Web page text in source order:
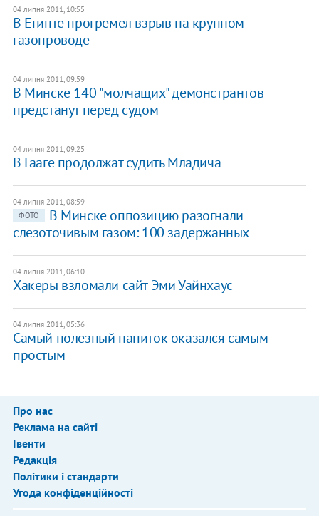
04 липня 2011, 10:55
В Египте прогремел взрыв на крупном
газопроводе
04 липня 2011, 09:59
В Минске 140 "молчащих" демонстрантов
предстанут перед судом
04 липня 2011, 09:25
В Гааге продолжат судить Младича
04 липня 2011, 08:59
ФОТО
В Минске оппозицию разогнали
слезоточивым газом: 100 задержанных
04 липня 2011, 06:10
Хакеры взломали сайт Эми Уайнхаус
04 липня 2011, 05:36
Самый полезный напиток оказался самым
простым
Про нас
Реклама на сайті
Івенти
Редакція
Політики і стандарти
Угода конфіденційності